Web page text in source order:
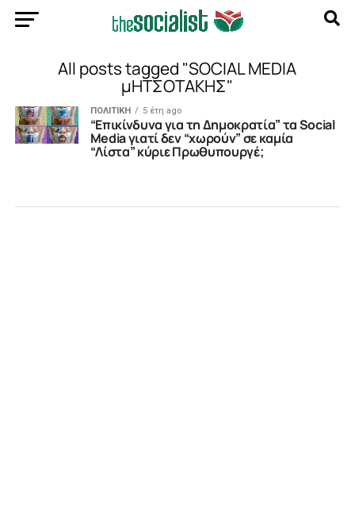
All posts tagged "SOCIAL MEDIA
μΗΤΣΟΤΑΚΗΣ"
ΠΟΛΙΤΙΚΗ 5 έτη ago
“Επικίνδυνα για τη Δημοκρατία” τα Social
Media γιατί δεν “χωρούν” σε καμία
“Λίστα” κύριε Πρωθυπουργέ;